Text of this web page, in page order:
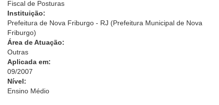
Fiscal de Posturas
Instituição:
Prefeitura de Nova Friburgo - RJ (Prefeitura Municipal de Nova
Friburgo)
Área de Atuação:
Outras
Aplicada em:
09/2007
Nível:
Ensino Médio